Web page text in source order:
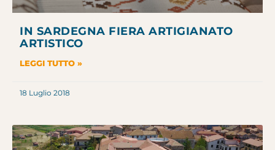
IN SARDEGNA FIERA ARTIGIANATO
ARTISTICO
LEGGI TUTTO »
18 Luglio 2018